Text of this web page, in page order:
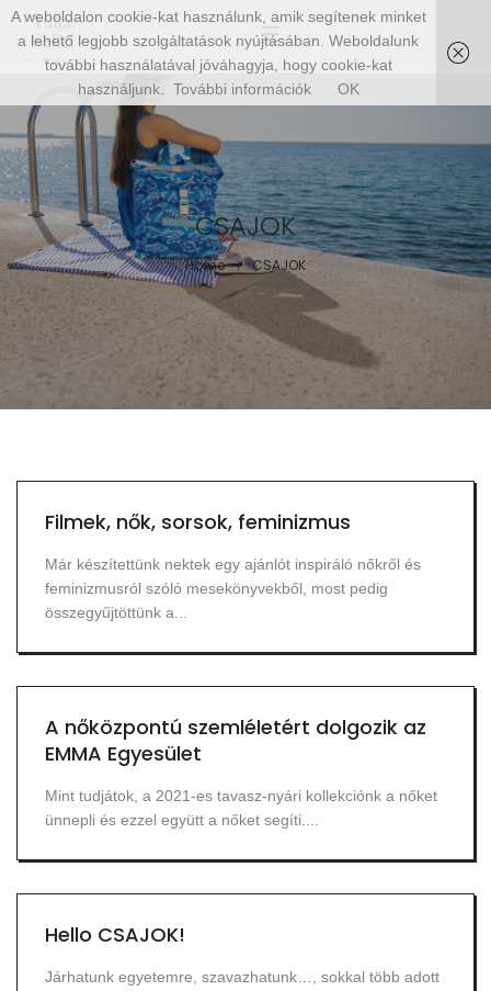
CSAJOK
Home CSAJOK
Filmek, nők, sorsok, feminizmus
Már készítettünk nektek egy ajánlót inspiráló nőkről és
feminizmusról szóló mesekönyvekből, most pedig
összegyűjtöttünk a...
A nőközpontú szemléletért dolgozik az
EMMA Egyesület
Mint tudjátok, a 2021-es tavasz-nyári kollekciónk a nőket
ünnepli és ezzel együtt a nőket segíti....
Hello CSAJOK!
Járhatunk egyetemre, szavazhatunk…, sokkal több adott
A weboldalon cookie-kat használunk, amik segítenek minket
a lehető legjobb szolgáltatások nyújtásában. Weboldalunk
további használatával jóváhagyja, hogy cookie-kat
használjunk.
További információk OK